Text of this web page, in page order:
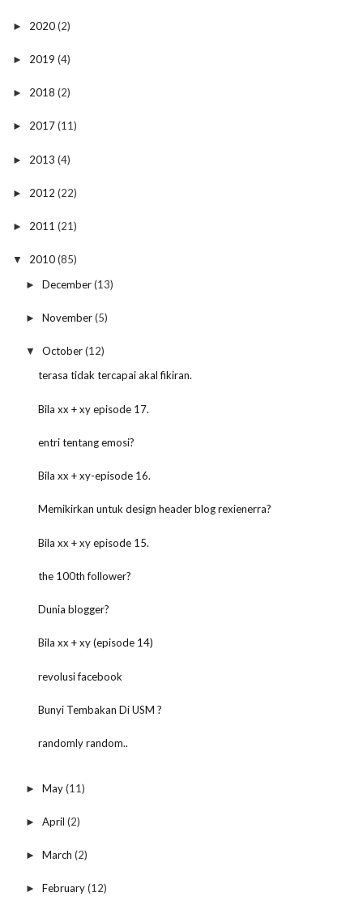
► 2020(2)
► 2019 (4)
► 2018 (2)
► 2017(11)
► 2013 (4)
► 2012 (22)
► 2011 (21)
▼ 2010(85)
► December(13)
► November(5)
▼ October(12)
terasa tidak tercapai akal fikiran.
Bila xx + xy episode 17.
entri tentang emosi?
Bila xx + xy-episode 16.
Memikirkan untuk design header blog rexienerra?
Bila xx + xy episode 15.
the 100th follower?
Dunia blogger?
Bila xx + xy (episode 14)
revolusi facebook
Bunyi Tembakan Di USM ?
randomly random..
► May(11)
► April (2)
► March (2)
► February(12)